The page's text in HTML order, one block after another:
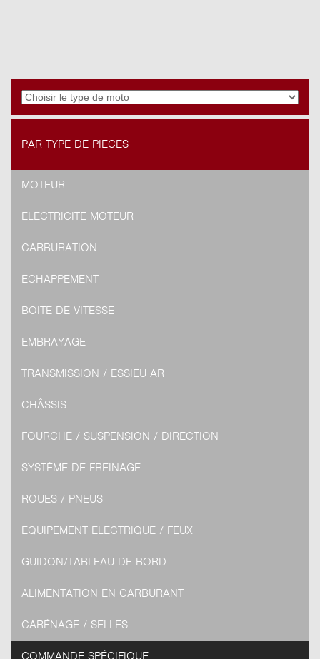
PAR TYPE DE PIÈCES
MOTEUR
ELECTRICITÉ MOTEUR
CARBURATION
ECHAPPEMENT
BOITE DE VITESSE
EMBRAYAGE
TRANSMISSION / ESSIEU AR
CHÂSSIS
FOURCHE / SUSPENSION / DIRECTION
SYSTÈME DE FREINAGE
ROUES / PNEUS
EQUIPEMENT ELECTRIQUE / FEUX
GUIDON/TABLEAU DE BORD
ALIMENTATION EN CARBURANT
CARÉNAGE / SELLES